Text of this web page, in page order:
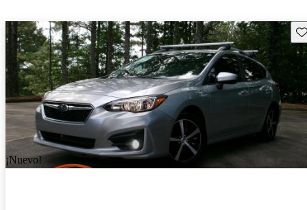
¡Nuevo!